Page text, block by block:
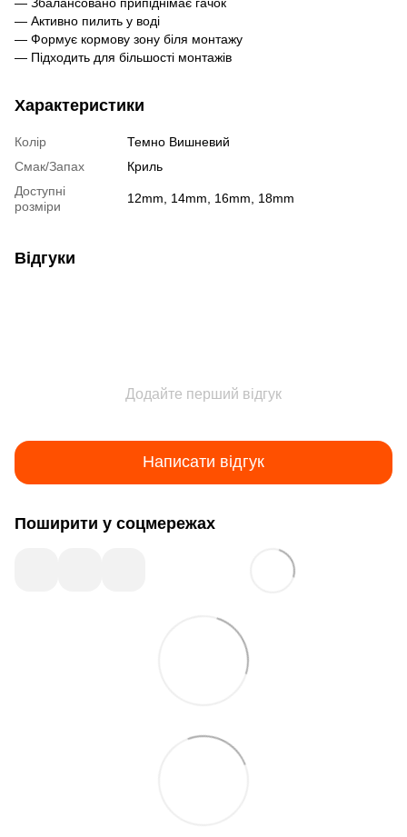
— Активно пилить у воді
— Формує кормову зону біля монтажу
— Підходить для більшості монтажів
Характеристики
Колір
Темно Вишневий
Смак/Запах
Криль
Доступні
розміри
12mm, 14mm, 16mm, 18mm
Відгуки
Додайте перший відгук
Написати відгук
Поширити у соцмережах